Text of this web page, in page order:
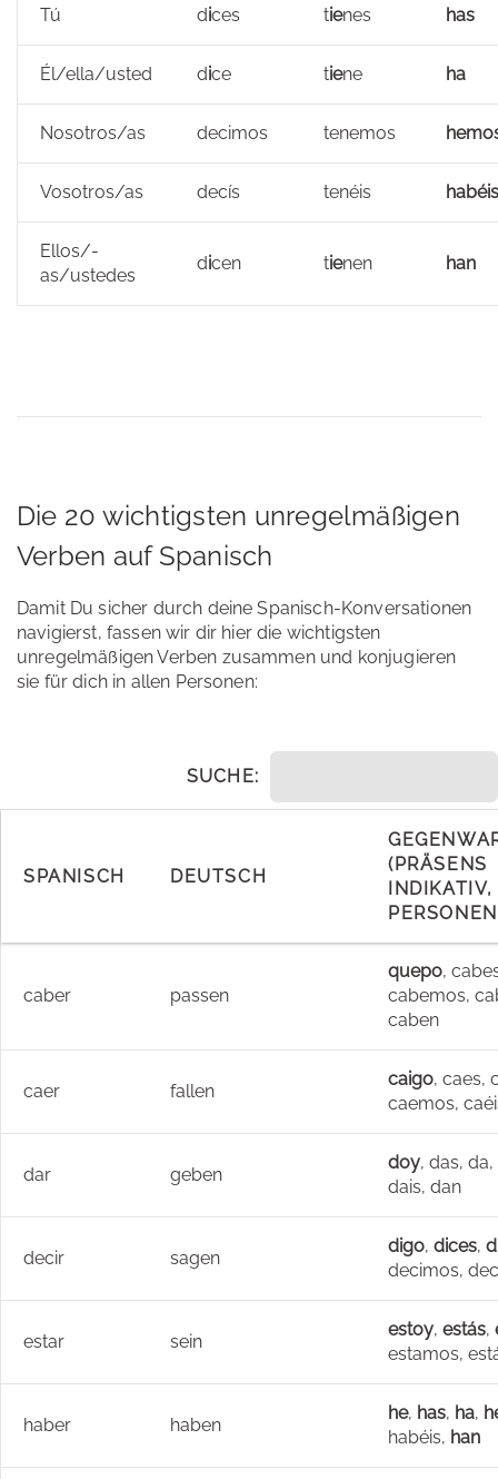
Tú dices tienes has
Él/ella/usted dice tiene ha
Nosotros/as decimos tenemos
Vosotros/as decís tenéis habéis
Ellos/-
as/ustedes
dicen tienen han
Die 20 wichtigsten unregelmäßigen
Verben auf Spanisch
Damit Du sicher durch deine Spanisch-Konversationen
navigierst, fassen wir dir hier die wichtigsten
unregelmäßigen Verben zusammen und konjugieren
sie für dich in allen Personen:
SUCHE:
SPANISCH DEUTSCH
(PRÄSENS
caber passen
quepo,
cabemos,
caben
caer fallen
caigo, caes,
caemos,
dar geben
doy, das,
dais, dan
decir sagen
digo, dices,
decimos,
estar sein
estoy, estás,
estamos,
haber haben
he, has, ha,
habéis, han